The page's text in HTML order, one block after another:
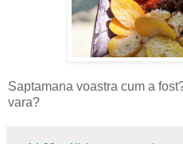
Saptamana voastra cum a
vara?